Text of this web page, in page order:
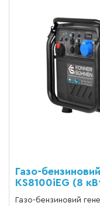
Газо-
KS8100iEG (8
Газо-бензиновий